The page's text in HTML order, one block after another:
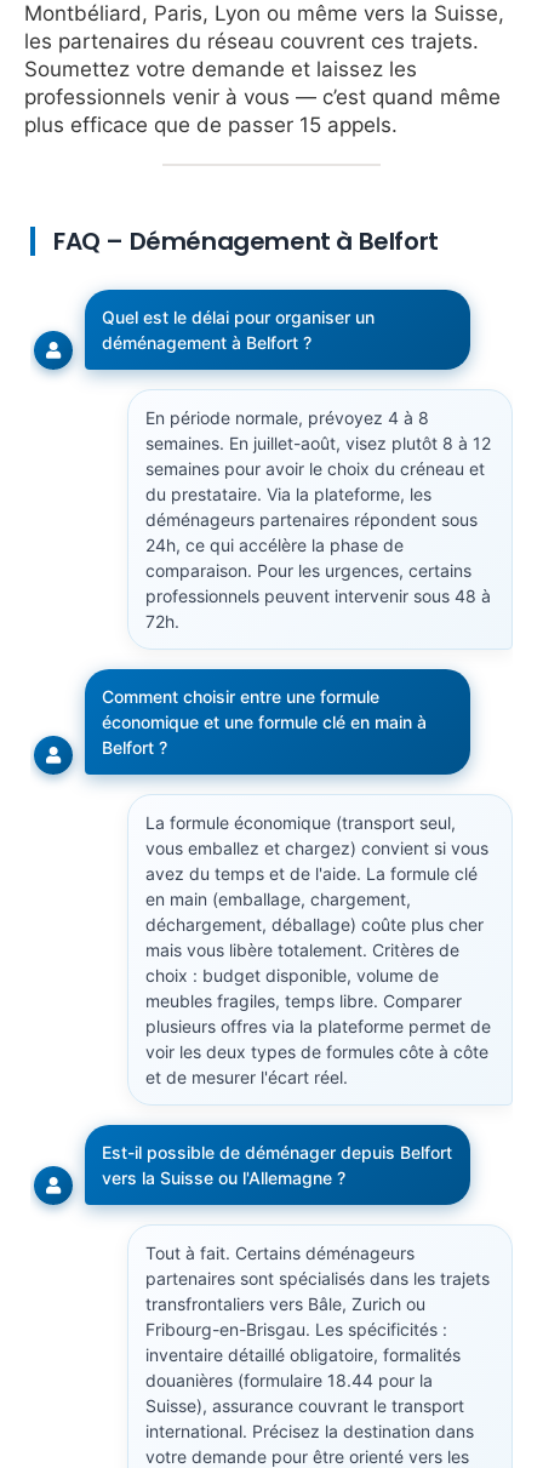
Montbéliard, Paris, Lyon ou même vers la Suisse,
les partenaires du réseau couvrent ces trajets.
Soumettez votre demande et laissez les
professionnels venir à vous — c’est quand même
plus efficace que de passer 15 appels.
FAQ – Déménagement à Belfort
Quel est le délai pour organiser un
déménagement à Belfort ?
En période normale, prévoyez 4 à 8
semaines. En juillet-août, visez plutôt 8 à 12
semaines pour avoir le choix du créneau et
du prestataire. Via la plateforme, les
déménageurs partenaires répondent sous
24h, ce qui accélère la phase de
comparaison. Pour les urgences, certains
professionnels peuvent intervenir sous 48 à
72h.
Comment choisir entre une formule
économique et une formule clé en main à
Belfort ?
La formule économique (transport seul,
vous emballez et chargez) convient si vous
avez du temps et de l'aide. La formule clé
en main (emballage, chargement,
déchargement, déballage) coûte plus cher
mais vous libère totalement. Critères de
choix : budget disponible, volume de
meubles fragiles, temps libre. Comparer
plusieurs offres via la plateforme permet de
voir les deux types de formules côte à côte
et de mesurer l'écart réel.
Est-il possible de déménager depuis Belfort
vers la Suisse ou l'Allemagne ?
Tout à fait. Certains déménageurs
partenaires sont spécialisés dans les trajets
transfrontaliers vers Bâle, Zurich ou
Fribourg-en-Brisgau. Les spécificités :
inventaire détaillé obligatoire, formalités
douanières (formulaire 18.44 pour la
Suisse), assurance couvrant le transport
international. Précisez la destination dans
votre demande pour être orienté vers les